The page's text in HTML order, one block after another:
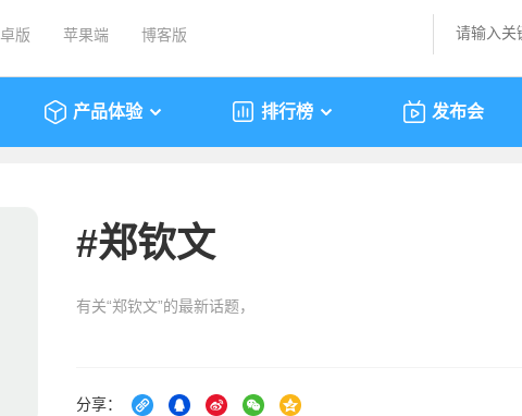
版 苹果端 博客版
产品体验 排行榜 发布会
#郑钦文
有关“郑钦文”的最新话题，
分享：